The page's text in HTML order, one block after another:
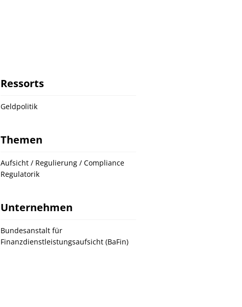
Ressorts
Geldpolitik
Themen
Aufsicht / Regulierung / Compliance
Regulatorik
Unternehmen
Bundesanstalt für
Finanzdienstleistungsaufsicht (BaFin)